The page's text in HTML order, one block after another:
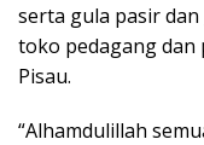
serta gula pasir
toko pedagang dan
Pisau.
“Alhamdulillah